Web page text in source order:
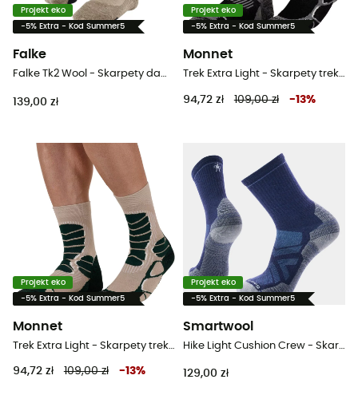
Projekt eko
-5% Extra - Kod Summer5
Falke
Falke Tk2 Wool - Skarpety damskie
139,00 zł
Projekt eko
-5% Extra - Kod Summer5
Monnet
Trek Extra Light - Skarpety trekkingowe
94,72 zł 109,00 zł -13%
Projekt eko
-5% Extra - Kod Summer5
Monnet
Trek Extra Light - Skarpety trekkingowe
94,72 zł 109,00 zł -13%
Projekt eko
-5% Extra - Kod Summer5
Smartwool
Hike Light Cushion Crew - Skarpety trekkingowe
129,00 zł